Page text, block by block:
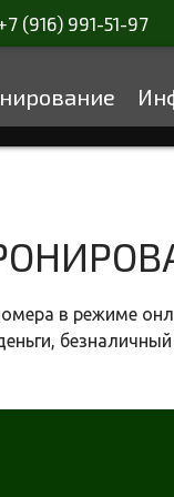
(916) 991-51-97
в режиме